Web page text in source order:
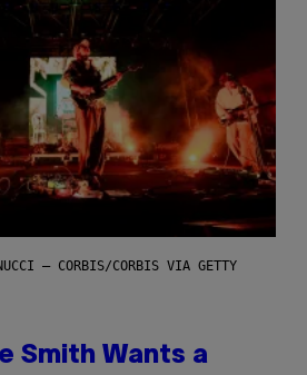
– CORBIS/CORBIS VIA GETTY
Smith Wants a